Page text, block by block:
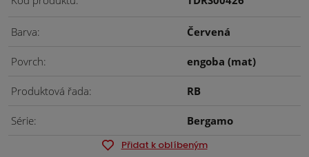
Barva Červená
Povrch engoba (mat)
Produktová řada RB
Série Bergamo
Přidat k oblíbeným